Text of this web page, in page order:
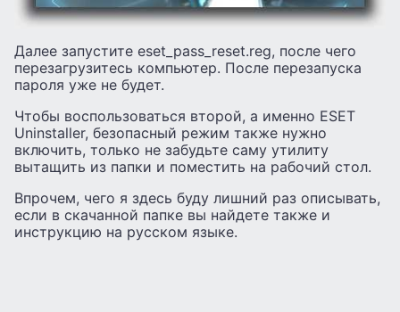
Далее запустите eset_pass_reset.reg, после чего
перезагрузитесь компьютер. После перезапуска
пароля уже не будет.
Чтобы воспользоваться второй, а именно ESET
Uninstaller, безопасный режим также нужно
включить, только не забудьте саму утилиту
вытащить из папки и поместить на рабочий стол.
Впрочем, чего я здесь буду лишний раз описывать,
если в скачанной папке вы найдете также и
инструкцию на русском языке.